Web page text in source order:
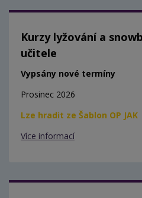
Kurzy lyžování a
učitele
Vypsány nové termíny
Prosinec 2026
Lze hradit ze Šablon OP JAK
Více informací